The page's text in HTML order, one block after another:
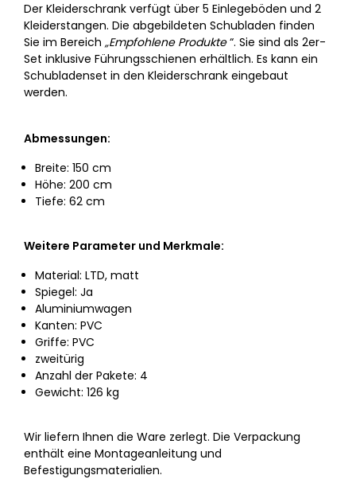
Der Kleiderschrank verfügt über 5 Einlegeböden und 2
Kleiderstangen. Die abgebildeten Schubladen finden
Sie im Bereich „Empfohlene Produkte“. Sie sind als 2er-
Set inklusive Führungsschienen erhältlich. Es kann ein
Schubladenset in den Kleiderschrank eingebaut
werden.
Abmessungen:
Breite: 150 cm
Höhe: 200 cm
Tiefe: 62 cm
Weitere Parameter und Merkmale:
Material: LTD, matt
Spiegel: Ja
Aluminiumwagen
Kanten: PVC
Griffe: PVC
zweitürig
Anzahl der Pakete: 4
Gewicht: 126 kg
Wir liefern Ihnen die Ware zerlegt. Die Verpackung
enthält eine Montageanleitung und
Befestigungsmaterialien.